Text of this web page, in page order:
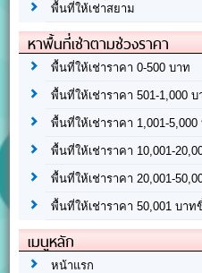
พื้นที่ให้เช่าสยาม
หาพื้นที่เช่าตามช่วงราคา
พื้นที่ให้เช่าราคา 0-500 บาท
พื้นที่ให้เช่าราคา 501-1,000 บ
พื้นที่ให้เช่าราคา 1,001-5,000
พื้นที่ให้เช่าราคา 10,001-
พื้นที่ให้เช่าราคา 20,001-
พื้นที่ให้เช่าราคา 50,001 บาท
เมนูหลัก
หน้าแรก